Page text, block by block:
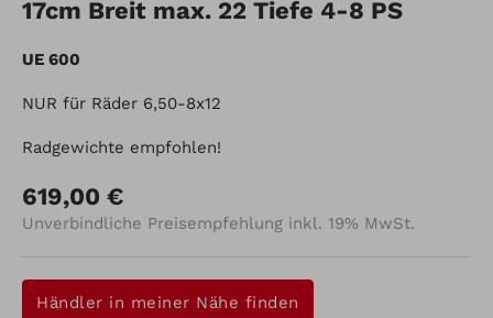
17cm Breit max. 22 Tiefe 4-8 PS
UE 600
NUR für Räder 6,50-8x12
Radgewichte empfohlen!
619,00 €
Unverbindliche Preisempfehlung inkl. 19% MwSt.
Händler in meiner Nähe finden